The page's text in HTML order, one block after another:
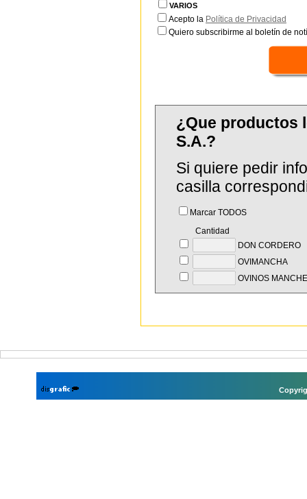
VARIOS
Acepto la Política de Privacidad
Quiero subscribirme al boletín de
¿Que productos
S.A.?
Si quiere pedir
casilla
Marcar TODOS
Cantidad
DON CORDERO
OVIMANCHA
OVINOS